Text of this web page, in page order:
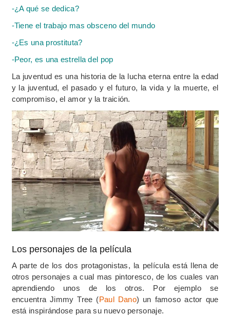
-¿A qué se dedica?
-Tiene el trabajo mas obsceno del mundo
-¿Es una prostituta?
-Peor, es una estrella del pop
La juventud es una historia de la lucha eterna entre la edad
y la juventud, el pasado y el futuro, la vida y la muerte, el
compromiso, el amor y la traición.
Los personajes de la película
A parte de los dos protagonistas, la película está llena de
otros personajes a cual mas pintoresco, de los cuales van
aprendiendo unos de los otros. Por ejemplo se
encuentra Jimmy Tree (Paul Dano) un famoso actor que
está inspirándose para su nuevo personaje.